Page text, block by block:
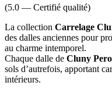
(5.0 — Certifié qualité)
La collection Carrelage
des dalles anciennes pour
au charme intemporel.
Chaque dalle de Cluny
sols d’autrefois, apportant
intérieurs.